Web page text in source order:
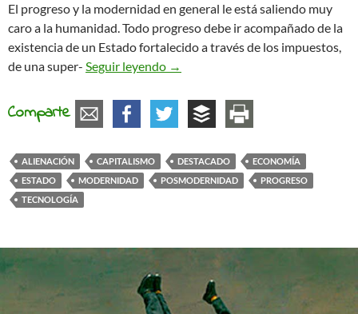
El progreso y la modernidad en general le está saliendo muy
caro a la humanidad. Todo progreso debe ir acompañado de la
existencia de un Estado fortalecido a través de los impuestos,
de una super- Seguir leyendo Reflexiones sobre la Técnica y el
→
Comparte
ALIENACIÓN CAPITALISMO DESTACADO
ECONOMÍA
ESTADO
MODERNIDAD POSMODERNIDAD
PROGRESO
TECNOLOGÍA